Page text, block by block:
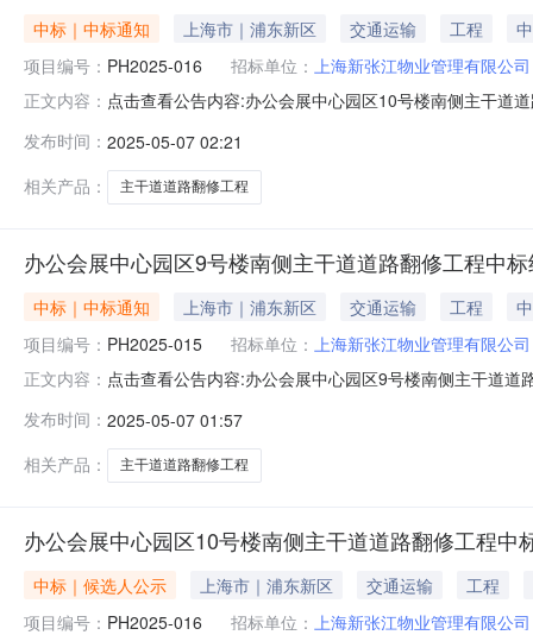
中标｜中标通知 上海市｜浦东新区 交通运输 工程
项目编号： PH2025-016 招标单位： 上海新张江物业管理有限公司
正文内容： 点击查看公告内容:办公会展中心园区10号楼南侧主干道
应当确定排名第一的中标候选人为中标人。三、监督部
松涛路125
发布时间： 2025-05-07 02:21
相关产品：
主干道道路翻修工程
办公会展中心园区9号楼南侧主干道道路翻修工程中
中标｜中标通知 上海市｜浦东新区 交通运输 工程
项目编号： PH2025-015 招标单位： 上海新张江物业管理有限公司
正文内容： 点击查看公告内容:办公会展中心园区9号楼南侧主干道
应当确定排名第一的中标候选人为中标人。三、监督部
松涛路125号联系
发布时间： 2025-05-07 01:57
相关产品：
主干道道路翻修工程
办公会展中心园区10号楼南侧主干道道路翻修工程中
中标｜候选人公示 上海市｜浦东新区 交通运输
工程
项目编号： PH2025-016 招标单位： 上海新张江物业管理有限公司